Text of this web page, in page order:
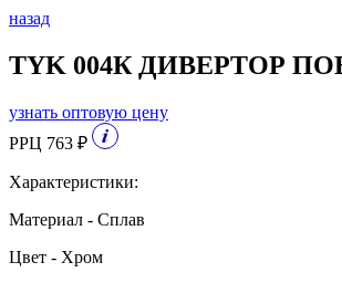
назад
TYK 004К ДИВЕРТОР
узнать оптовую цену
РРЦ 763 ₽
Характеристики:
Материал - Сплав
Цвет - Хром